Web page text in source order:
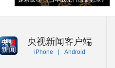
央视新闻客户端
iPhone Android